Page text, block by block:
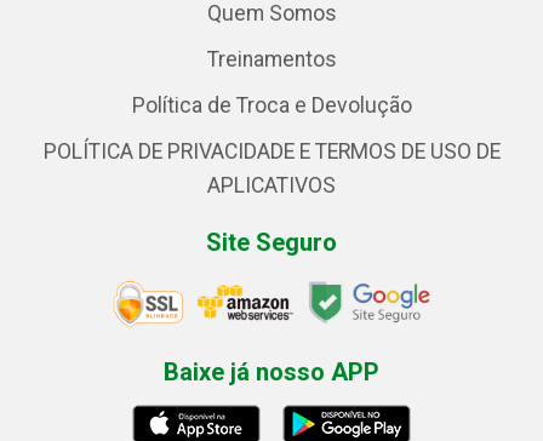
Quem Somos
Treinamentos
Política de Troca e Devolução
POLÍTICA DE PRIVACIDADE E TERMOS DE USO DE
APLICATIVOS
Site Seguro
Baixe já nosso APP